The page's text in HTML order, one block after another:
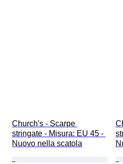
Church's - Scarpe
stringate - Misura: EU 45 -
Nuovo nella scatola